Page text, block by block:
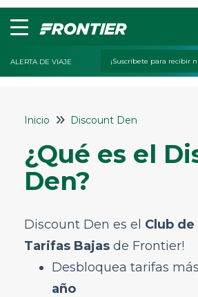
ALERTA DE VIAJE ¡Suscríbete para recibir
Inicio
Contáctanos
Mis reservas
Check-In
Viajar con niños o
Servicios especiales
Equipaje y asientos
Inicio Discount Den
¿Qué es el
Den?
Discount Den es el Club
Tarifas Bajas de Frontier!
Desbloquea tarifas
año